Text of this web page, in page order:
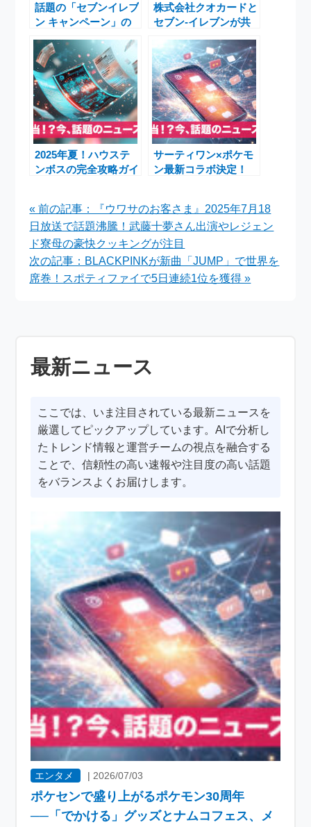
話題の「セブンイレブ
ン キャンペーン」の
かりやすく解説
株式会社クオカードと
セブン-イレブンが共
QUOカードPayプレ
ゼントキャンペーンの
魅力とは
2025年夏！ハウステ
ンボスの完全攻略ガイ
ペーン
サーティワン×ポケモ
ン最新コラボ決定！
期待高まる
« 前の記事：『ウワサのお客さま』2025年7月18
日放送で話題沸騰！武藤十夢さん出演やレジェン
ド寮母の豪快クッキングが注目
次の記事：BLACKPINKが新曲「JUMP」で世界を
席巻！スポティファイで5日連続1位を獲得 »
最新ニュース
ここでは、いま注目されている最新ニュースを
厳選してピックアップしています。AIで分析し
たトレンド情報と運営チームの視点を融合する
ことで、信頼性の高い速報や注目度の高い話題
をバランスよくお届けします。
エンタメ | 2026/07/03
ポケセンで盛り上がるポケモン30周年
──「でかける」グッズとナムコフェス、メ